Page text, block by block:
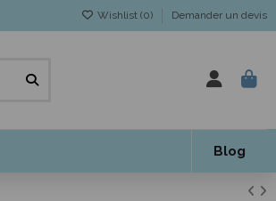
Wishlist (0) Demander un devis
Blog